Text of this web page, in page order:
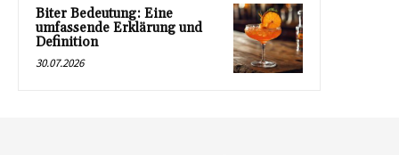
Biter Bedeutung: Eine
umfassende Erklärung und
Definition
30.07.2026